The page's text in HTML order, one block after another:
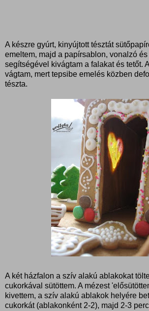
A készre gyúrt, kinyújtott tésztát
emeltem, majd a papírsablon, vonalzó
segítségével kivágtam a falakat és tetőt.
vágtam, mert tepsibe emelés közben
tészta.
A két házfalon a szív alakú ablakokat
cukorkával sütöttem. A mézest
kivettem, a szív alakú ablakok helyére
cukorkát (ablakonként 2-2), majd 2-3